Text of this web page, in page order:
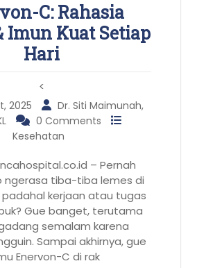
C: Rahasia
Imun Kuat Setiap
Hari
<
2025
Dr. Siti Maimunah,
0 Comments
Kesehatan
– Pernah
ngerasa tiba-tiba lemes di
kerjaan atau tugas
Gue banget, terutama
semalam karena
Sampai akhirnya, gue
Enervon-C di rak